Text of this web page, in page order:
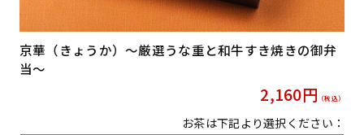
京華（きょうか）〜厳選うな重と和牛すき焼きの御弁
当〜
2,160円 （税込）
お茶は下記より選択ください：